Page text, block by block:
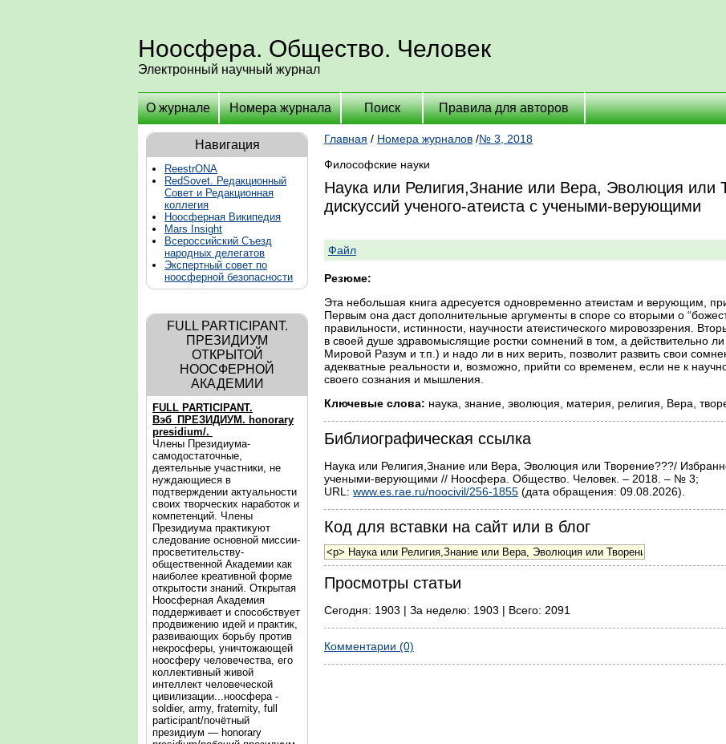
Ноосфера. Общество. Человек
Электронный научный журнал
О журнале Номера журнала Поиск Правила для авторов
Навигация
ReestrONA
RedSovet. Редакционный
Совет и Редакционная
коллегия
Ноосферная Википедия
Mars Insight
Всероссийский Съезд
народных делегатов
Экспертный совет по
ноосферной безопасности
FULL PARTICIPANT.
ПРЕЗИДИУМ
ОТКРЫТОЙ
НООСФЕРНОЙ
АКАДЕМИИ
FULL PARTICIPANT.
Вэб_ПРЕЗИДИУМ. honorary
presidium/.
Члены Президиума-
самодостаточные,
деятельные участники, не
нуждающиеся в
подтверждении актуальности
своих творческих наработок и
компетенций. Члены
Президиума практикуют
следование основной миссии-
просветительству-
общественной Академии как
наиболее креативной форме
открытости знаний. Открытая
Ноосферная Академия
поддерживает и способствует
продвижению идей и практик,
развивающих борьбу против
некросферы, уничтожающей
ноосферу человечества, его
коллективный живой
интеллект человеческой
цивилизации...ноосфера -
soldier, army, fraternity, full
participant/почётный
президиум — honorary
Главная / Номера журналов /№ 3, 2018
Философские науки
Наука или Религия,Знание или Вера, Эволюция или
дискуссий ученого-атеиста с учеными-верующими
Файл
Резюме:
Эта небольшая книга адресуется одновременно атеистам и верующим,
Первым она даст дополнительные аргументы в споре со вторыми о
правильности, истинности, научности атеистического мировоззрения.
в своей душе здравомыслящие ростки сомнений в том, а действительно
Мировой Разум и т.п.) и надо ли в них верить, позволит развить свои
адекватные реальности и, возможно, прийти со временем, если не к
своего сознания и мышления.
Ключевые слова: наука, знание, эволюция, материя, религия, Вера,
Библиографическая ссылка
Наука или Религия,Знание или Вера, Эволюция или Творение???/
учеными-верующими // Ноосфера. Общество. Человек. – 2018. – № 3;
URL: www.es.rae.ru/noocivil/256-1855 (дата обращения: 09.08.2026).
Код для вставки на сайт или в блог
Просмотры статьи
Сегодня: 1903 | За неделю: 1903 | Всего: 2091
Комментарии (0)